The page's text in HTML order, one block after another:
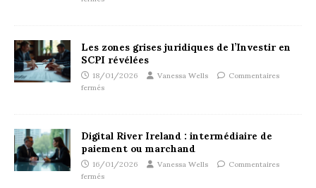
Les zones grises juridiques de l’Investir en
SCPI révélées
18/01/2026 Vanessa Wells Commentaires
fermés
Digital River Ireland : intermédiaire de
paiement ou marchand
16/01/2026 Vanessa Wells Commentaires
fermés